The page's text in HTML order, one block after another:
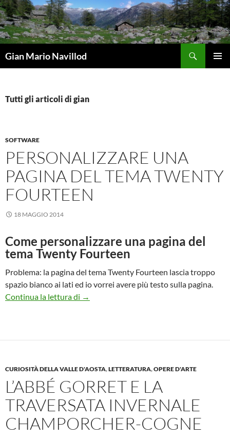
Vai
al
contenuto
Gian Mario Navillod
Tutti gli articoli di gian
SOFTWARE
PERSONALIZZARE UNA
PAGINA DEL TEMA TWENTY
FOURTEEN
18 MAGGIO 2014
Come personalizzare una pagina del
tema Twenty Fourteen
Problema: la pagina del tema Twenty Fourteen lascia troppo
spazio bianco ai lati ed io vorrei avere più testo sulla pagina.
Continua la lettura di Personalizzare una pagina del tema
→
CURIOSITÀ DELLA VALLE D'AOSTA,LETTERATURA,OPERE D'ARTE
L’ABBÉ GORRET E LA
TRAVERSATA INVERNALE
CHAMPORCHER-COGNE